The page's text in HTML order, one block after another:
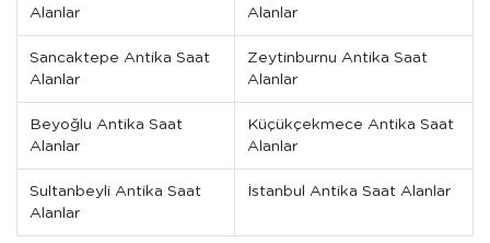
Alanlar
Alanlar
Sancaktepe Antika Saat
Alanlar
Zeytinburnu Antika Saat
Alanlar
Beyoğlu Antika Saat
Alanlar
Küçükçekmece Antika Saat
Alanlar
Sultanbeyli Antika Saat
Alanlar
İstanbul Antika Saat Alanlar